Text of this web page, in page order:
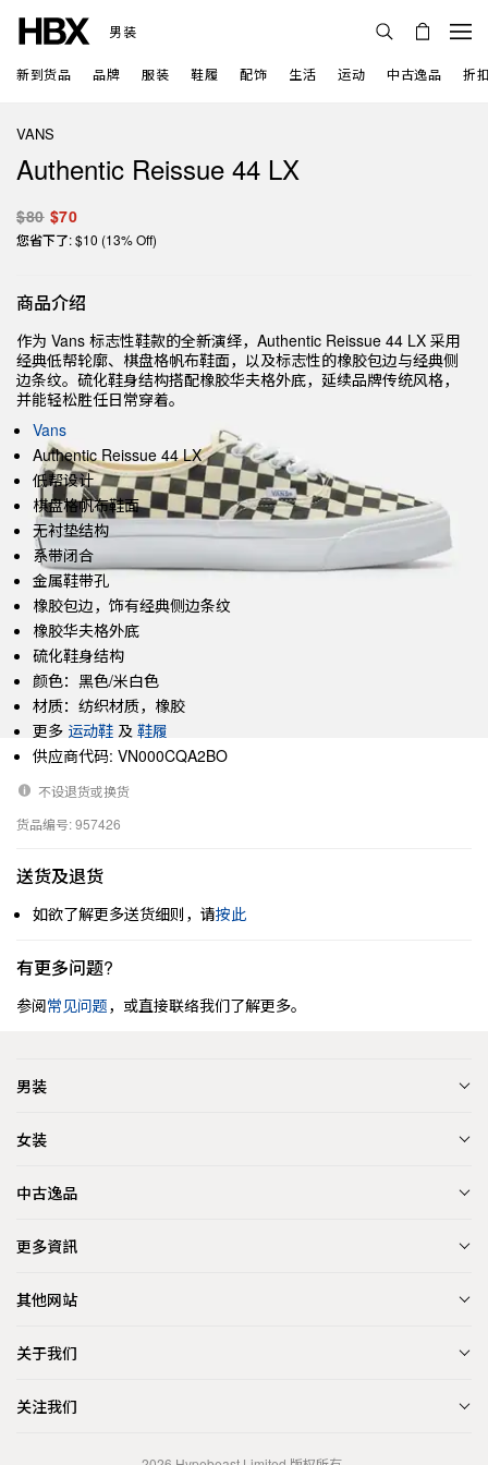
男装
新到货品 品牌 服装 鞋履 配饰 生活 运动 中古逸品 折
VANS
Authentic Reissue 44 LX
$80 $70
您省下了: $10 (13% Off)
商品介绍
作为 Vans 标志性鞋款的全新演绎，Authentic Reissue 44 LX 采用
经典低帮轮廓、棋盘格帆布鞋面，以及标志性的橡胶包边与经典侧
边条纹。硫化鞋身结构搭配橡胶华夫格外底，延续品牌传统风格，
并能轻松胜任日常穿着。
Vans
Authentic Reissue 44 LX
低帮设计
棋盘格帆布鞋面
无衬垫结构
系带闭合
金属鞋带孔
橡胶包边，饰有经典侧边条纹
橡胶华夫格外底
硫化鞋身结构
颜色：黑色/米白色
材质：纺织材质，橡胶
更多 运动鞋 及 鞋履
供应商代码: VN000CQA2BO
不设退货或换货
货品编号: 957426
送货及退货
如欲了解更多送货细则，请按此
有更多问题?
参阅常见问题，或直接联络我们了解更多。
男装
女装
中古逸品
更多資訊
其他网站
关于我们
关注我们